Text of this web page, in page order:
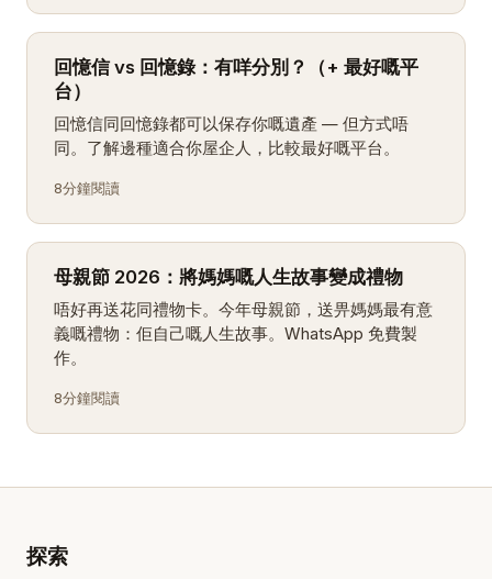
回憶信 vs 回憶錄：有咩分別？（+ 最好嘅平
台）
回憶信同回憶錄都可以保存你嘅遺產 — 但方式唔
同。了解邊種適合你屋企人，比較最好嘅平台。
8分鐘閱讀
母親節 2026：將媽媽嘅人生故事變成禮物
唔好再送花同禮物卡。今年母親節，送畀媽媽最有意
義嘅禮物：佢自己嘅人生故事。WhatsApp 免費製
作。
8分鐘閱讀
探索